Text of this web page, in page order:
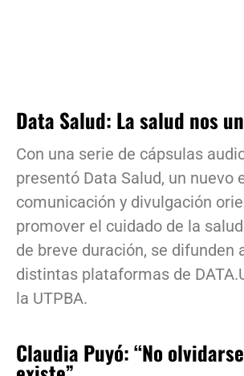
Data Salud: La salud nos
Con una serie de cápsulas
presentó Data Salud, un nuevo
comunicación y divulgación
promover el cuidado de la
de breve duración, se difunden
distintas plataformas de
la UTPBA.
Claudia Puyó: “No